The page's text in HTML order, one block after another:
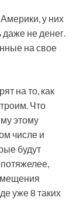
у них
даже не денег.
на свое
на то, как
Что
этому
числе и
будут
уже 8 таких